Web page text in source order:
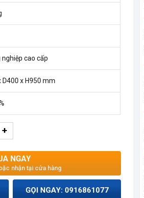
nghiệp cao cấp
D400 x H950 mm
+
NGAY
nhận tại cửa hàng
GỌI NGAY: 0916861077